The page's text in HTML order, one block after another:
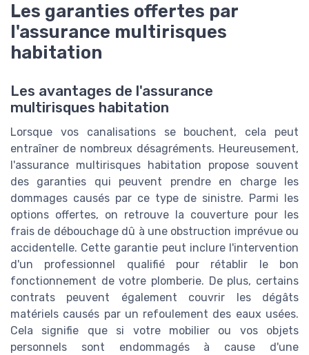
Les garanties offertes par
l'assurance multirisques
habitation
Les avantages de l'assurance
multirisques habitation
Lorsque vos canalisations se bouchent, cela peut
entraîner de nombreux désagréments. Heureusement,
l'assurance multirisques habitation propose souvent
des garanties qui peuvent prendre en charge les
dommages causés par ce type de sinistre. Parmi les
options offertes, on retrouve la couverture pour les
frais de débouchage dû à une obstruction imprévue ou
accidentelle. Cette garantie peut inclure l'intervention
d'un professionnel qualifié pour rétablir le bon
fonctionnement de votre plomberie. De plus, certains
contrats peuvent également couvrir les dégâts
matériels causés par un refoulement des eaux usées.
Cela signifie que si votre mobilier ou vos objets
personnels sont endommagés à cause d'une